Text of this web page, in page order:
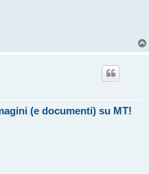
(e documenti) su MT!